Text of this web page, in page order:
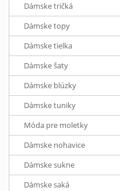
Dámske tričká
Dámske topy
Dámske tielka
Dámske šaty
Dámske blúzky
Dámske tuniky
Móda pre moletky
Dámske nohavice
Dámske sukne
Dámske saká